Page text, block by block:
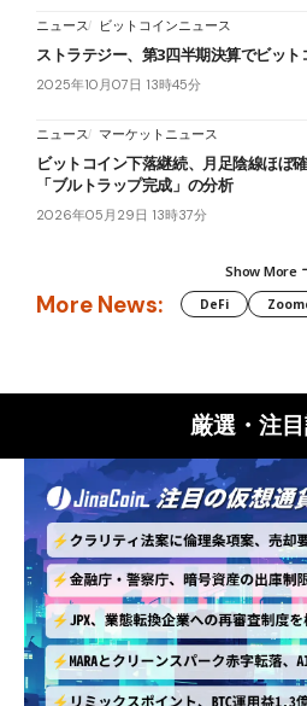
ニュース ビットコインニュース
ストラテジー、第3四半期決算でビッ
2025年10月07日 13時45分
ニュース マーケットニュース
ビットコイン下落継続、月足陰線ほぼ
「ブルトラップ完成」の分析
2026年05月29日 13時37分
Show More
More News: DeFi
厳選・注